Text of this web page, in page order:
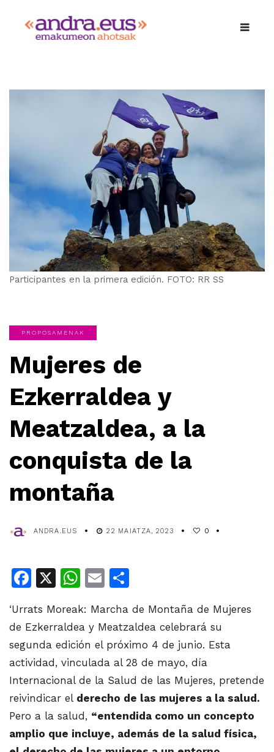
Participantes en la primera edición. FOTO: RR SS
PROPOSAMENAK
Mujeres de
Ezkerraldea y
Meatzaldea, a la
conquista de la
montaña
ANDRA.EUS 22 MAIATZA, 2023 0
Facebook
X WhatsApp
Email
‘Urrats Moreak: Marcha de Montaña de Mujeres
de Ezkerraldea y Meatzaldea celebrará su
segunda edición el próximo 4 de junio. Esta
actividad, vinculada al 28 de mayo, día
Internacional de la Salud de las Mujeres, pretende
reivindicar el derecho de las mujeres a la salud.
Pero a la salud, “entendida como un concepto
amplio que incluye, además de la salud física,